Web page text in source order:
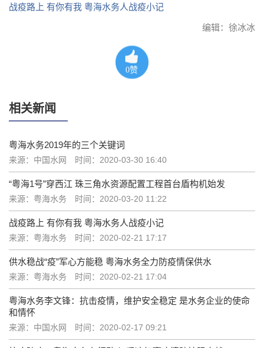
战疫路上 有你有我 粤海水务人战疫小记
编辑：徐冰冰
0赞
相关新闻
粤海水务2019年的三个关键词
来源：中国水网 时间：2020-03-30 16:40
“粤海1号”穿西江 珠三角水资源配置工程首台盾构机始发
来源：粤海水务 时间：2020-03-20 11:22
战疫路上 有你有我 粤海水务人战疫小记
来源：粤海水务 时间：2020-02-21 17:17
供水稳战“疫”军心方能稳 粤海水务全力防疫情保供水
来源：粤海水务 时间：2020-02-21 17:04
粤海水务李文锋：抗击疫情，维护安全稳定 是水务企业的使命
和情怀
来源：中国水网 时间：2020-02-17 09:21